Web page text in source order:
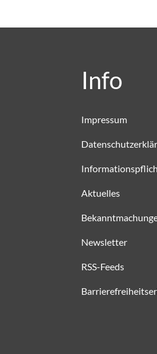
Info
Impressum
Aktuelles
Newsletter
RSS-Feeds